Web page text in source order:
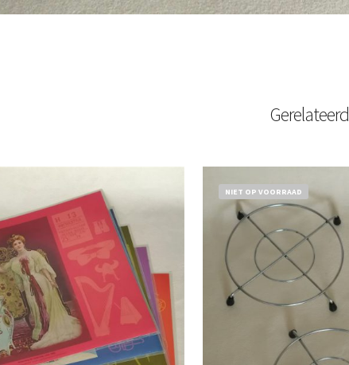
NIET OP VOORRAAD
€